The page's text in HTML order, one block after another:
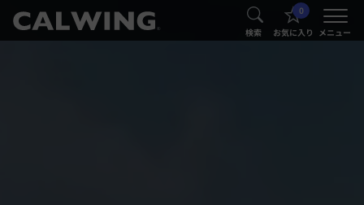
® 検索
0
お気に入り メニュー
®